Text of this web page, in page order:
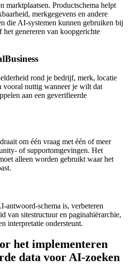
marktplaatsen. Productschema helpt
merkgegevens en andere
die AI‑systemen kunnen gebruiken bij
genereren van koopgerichte
rond je bedrijf, merk, locatie
vooral nuttig wanneer je wilt dat
aan een geverifieerde
om één vraag met één of meer
of supportomgevingen. Het
alleen worden gebruikt waar het
is, verbeteren
van sitestructuur en paginahiërarchie,
interpretatie ondersteunt.
het implementeren
data voor AI‑zoeken